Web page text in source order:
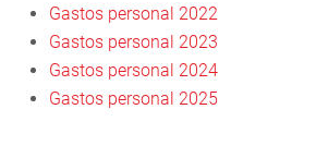
Gastos personal 2022
Gastos personal 2023
Gastos personal 2024
Gastos personal 2025